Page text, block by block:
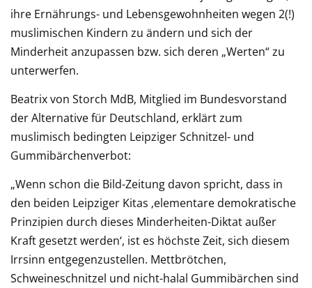
ihre Ernährungs- und Lebensgewohnheiten wegen 2(!)
muslimischen Kindern zu ändern und sich der
Minderheit anzupassen bzw. sich deren „Werten“ zu
unterwerfen.
Beatrix von Storch MdB, Mitglied im Bundesvorstand
der Alternative für Deutschland, erklärt zum
muslimisch bedingten Leipziger Schnitzel- und
Gummibärchenverbot:
„Wenn schon die Bild-Zeitung davon spricht, dass in
den beiden Leipziger Kitas ‚elementare demokratische
Prinzipien durch dieses Minderheiten-Diktat außer
Kraft gesetzt werden‘, ist es höchste Zeit, sich diesem
Irrsinn entgegenzustellen. Mettbrötchen,
Schweineschnitzel und nicht-halal Gummibärchen sind